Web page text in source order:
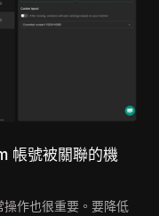
帳號被關聯的機
作也很重要。要降低